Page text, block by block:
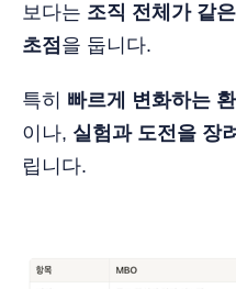
보다는 조직 전체가 같
초점 을 둡니다.
특히 빠르게 변화하는
이나, 실험과 도전을 장
립니다.